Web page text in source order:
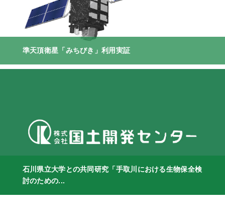
準天頂衛星「みちびき」利用実証
石川県立大学との共同研究「手取川における生物保全検
討のための...